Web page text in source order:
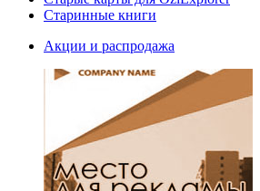
Старинные книги
Акции и распродажа